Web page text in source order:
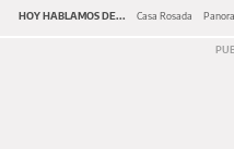
HOY HABLAMOS DE... Casa Rosada